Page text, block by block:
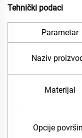
Tehnički podaci
Parametar
Naziv
Materijal
Opcije